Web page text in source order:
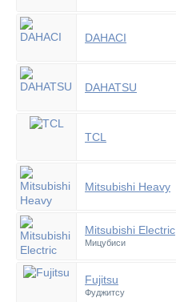
DAHACI
DAHATSU
TCL
Mitsubishi Heavy
Mitsubishi Electric
Мицубиси
Fujitsu
Фуджитсу